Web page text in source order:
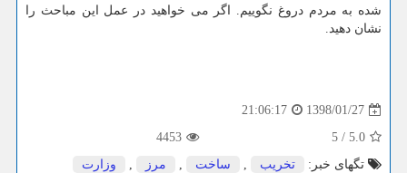
شده به مردم دروغ نگوییم. اگر می خواهید در عمل این مباحث را
نشان دهید.
1398/01/27
21:06:17
5.0
/
5
4453
تگهای خبر:
تخریب , ساخت , مرز , وزارت